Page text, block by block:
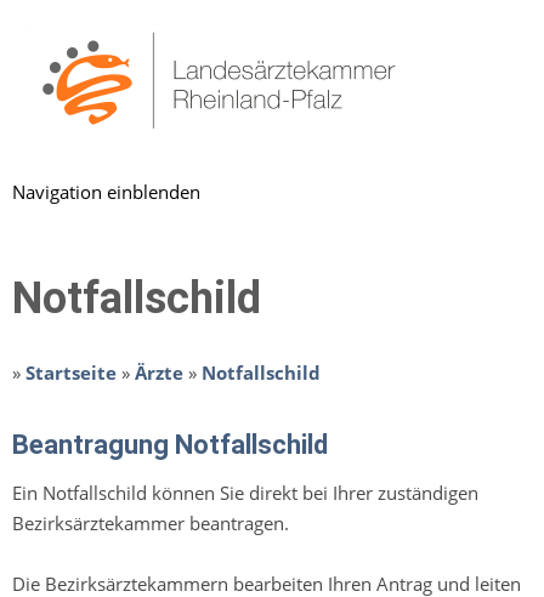
Navigation einblenden
Notfallschild
» Startseite » Ärzte » Notfallschild
Beantragung Notfallschild
Ein Notfallschild können Sie direkt bei Ihrer zuständigen
Bezirksärztekammer beantragen.
Die Bezirksärztekammern bearbeiten Ihren Antrag und leiten